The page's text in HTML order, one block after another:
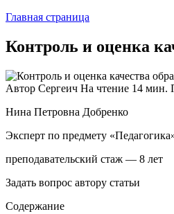
Главная страница
Контроль и оценка
Автор Сергеич На чтение 14 мин.
Нина Петровна Добренко
Эксперт по предмету
преподавательский стаж — 8 лет
Задать вопрос автору статьи
Содержание